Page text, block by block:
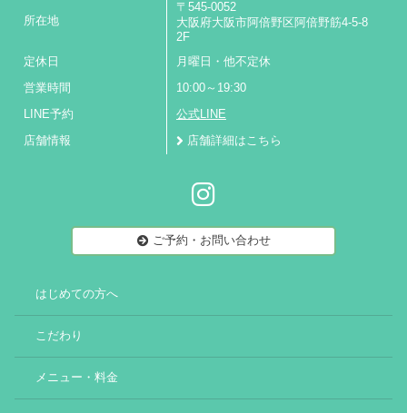
所在地
〒545-0052
大阪府大阪市阿倍野区阿倍野筋4-5-8
2F
定休日
月曜日・他不定休
営業時間 10:00～19:30
LINE予約 公式LINE
店舗情報 店舗詳細はこちら
ご予約・お問い合わせ
はじめての方へ
こだわり
メニュー・料金